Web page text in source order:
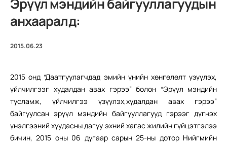
анхааралд:
2015.06.23
2015 онд “Даатгуулагчдад эмийн үнийн хөнгөлөлт үзүүлэх,
үйлчилгээг худалдан авах гэрээ” болон “Эрүүл мэндийн
тусламж, үйлчилгээ үзүүлэх,худалдан авах гэрээ”
байгуулсан эрүүл мэндийн байгууллагууд гэрээг дүгнэх
үнэлгээний хуудасны дагуу эхний хагас жилийн гүйцэтгэлээ
бичин, 2015 оны 06 дугаар сарын 25-ны дотор Нийгмийн